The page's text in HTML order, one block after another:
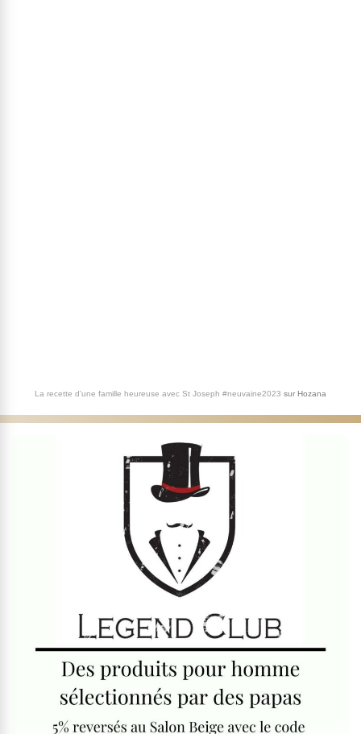
La recette d'une famille heureuse avec St Joseph #neuvaine2023 sur Hozana